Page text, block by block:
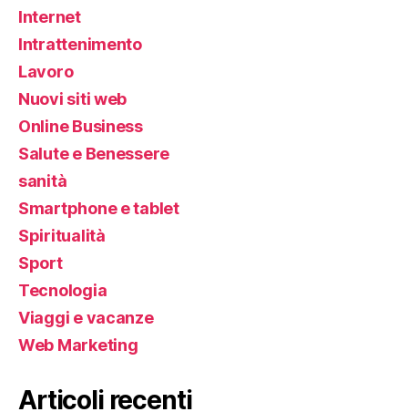
Internet
Intrattenimento
Lavoro
Nuovi siti web
Online Business
Salute e Benessere
sanità
Smartphone e tablet
Spiritualità
Sport
Tecnologia
Viaggi e vacanze
Web Marketing
Articoli recenti